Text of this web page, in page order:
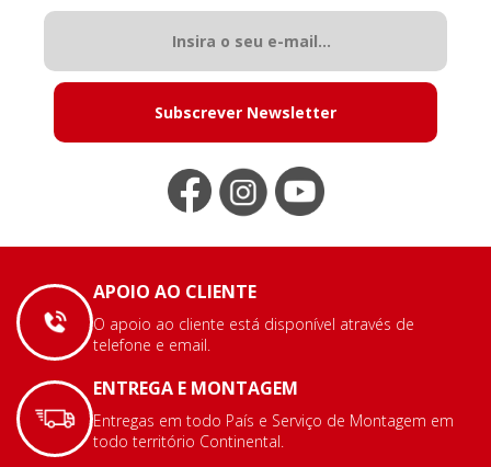
Subscrever Newsletter
APOIO AO CLIENTE
O apoio ao cliente está disponível através de
telefone e email.
ENTREGA E MONTAGEM
Entregas em todo País e Serviço de Montagem em
todo território Continental.